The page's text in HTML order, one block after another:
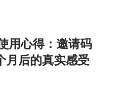
用心得：邀请码
月后的真实感受